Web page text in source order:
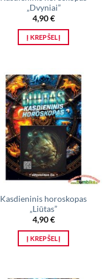
„Dvyniai”
4,90€
Į KREPŠELĮ
Kasdieninis horoskopas
„Liūtas”
4,90€
Į KREPŠELĮ